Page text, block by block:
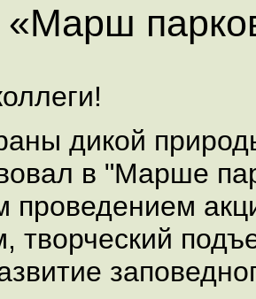
«Марш
дикой
в "Марше
творческий